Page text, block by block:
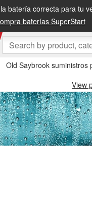
batería correcta para tu
baterías SuperStart
Old Saybrook
View